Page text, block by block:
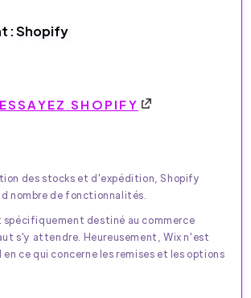
: Shopify
ESSAYEZ SHOPIFY
des stocks et d'expédition, Shopify
nombre de fonctionnalités.
spécifiquement destiné au commerce
s'y attendre. Heureusement, Wix n'est
en ce qui concerne les remises et les options